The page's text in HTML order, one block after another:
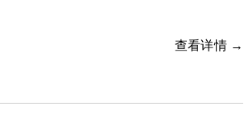
查看详情 →